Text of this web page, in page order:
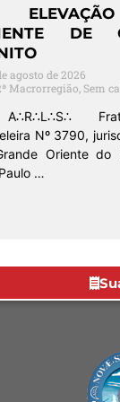
DE SANTOS
de 2026
Barão de Mauá nº
o Rito
…